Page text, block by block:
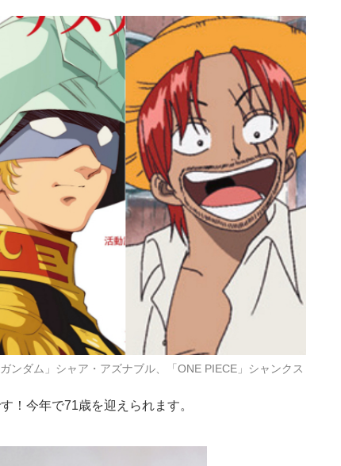
ンダム」シャア・アズナブル、「ONE PIECE」シャンクス
！今年で71歳を迎えられます。